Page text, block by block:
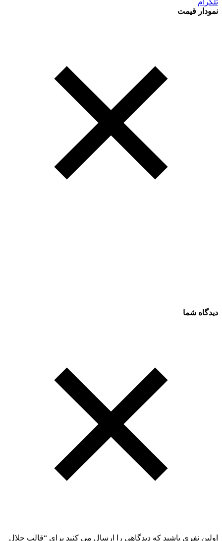
تلگرام
نمودار قیمت
دیدگاه شما
اولین نفری باشید که دیدگاهی را ارسال می کنید برای “قالب حلال